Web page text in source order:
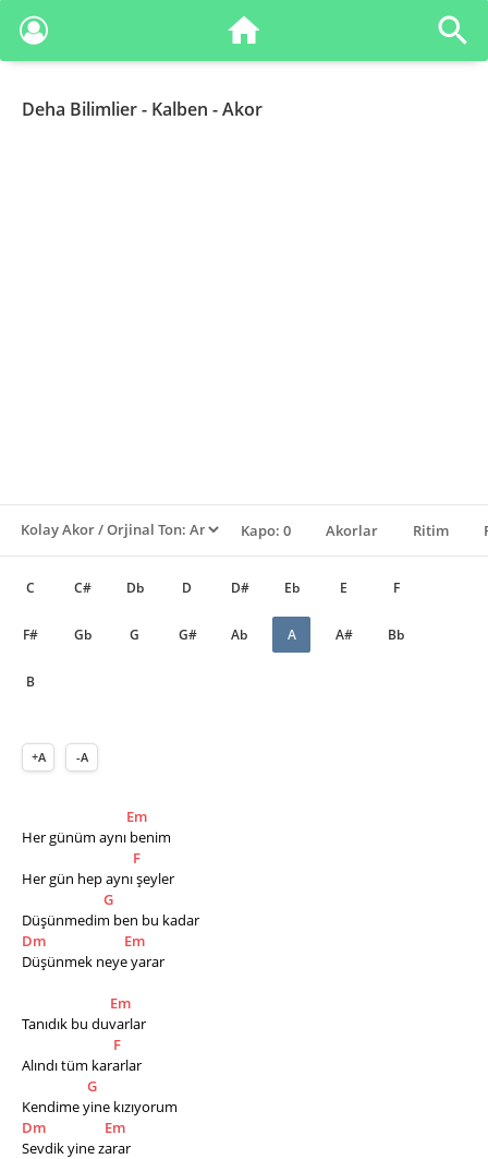
Deha Bilimlier- Kalben - Akor
Kapo: 0 Akorlar Ritim
C C# Db D D# Eb E F
F# Gb G G# Ab A A# Bb
B
+A -A
Em
Her günüm aynı benim
F
Her gün hep aynı şeyler
G
Düşünmedim ben bu kadar
Dm
Em
Düşünmek neye yarar
Em
Tanıdık bu duvarlar
F
Alındı tüm kararlar
G
Kendime yine kızıyorum
Dm
Em
Sevdik yine zarar